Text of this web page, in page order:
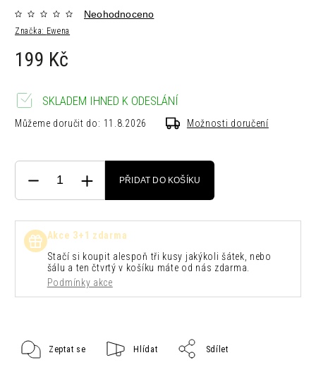
Značka: Ewena
Neohodnoceno
199 Kč
SKLADEM IHNED K ODESLÁNÍ
Můžeme doručit do: 11.8.2026 Možnosti doručení
PŘIDAT DO KOŠÍKU
Akce 3+1 zdarma
Stačí si koupit alespoň tři kusy jakýkoli šátek, nebo
šálu a ten čtvrtý v košíku máte od nás zdarma.
Podmínky akce
Zeptat se Hlídat Sdílet